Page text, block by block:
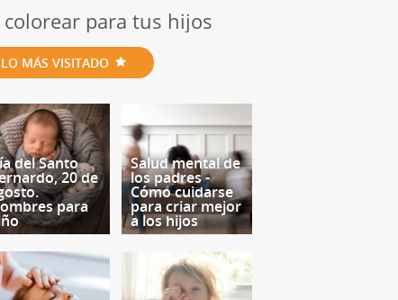
para tus hijos
LO MÁS VISITADO
del Santo
20 de
para
Salud mental de
los padres -
Cómo cuidarse
para criar mejor
a los hijos